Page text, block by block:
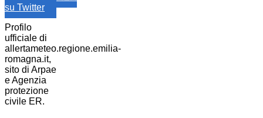
su Twitter
Profilo
ufficiale di
allertameteo.regione.emilia-
romagna.it,
sito di Arpae
e Agenzia
protezione
civile ER.